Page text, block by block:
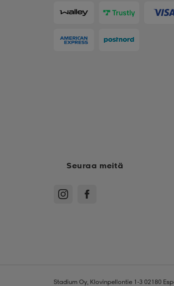
Seuraa meitä
Stadium Oy, Klovinpellontie 1-3 02180